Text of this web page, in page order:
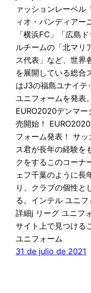
ァッションレーベ
ィオ・パンディアー
「横浜FC」「広島
ルチームの「北マリ
ス代表」など、世界
を展開している総合
はJ3の福島ユナイ
ユニフォームを発表
EURO2020デンマー
売開始！
フォーム発表！ サ
ス君が長年の経験を
クをするこのコーナ
ェフ千葉のように長
り、クラブの個性と
る。インテル ユニ
詳細j リーグ ユニフ
サイト上で見つける
ユニフォーム
31 de julio de 2021